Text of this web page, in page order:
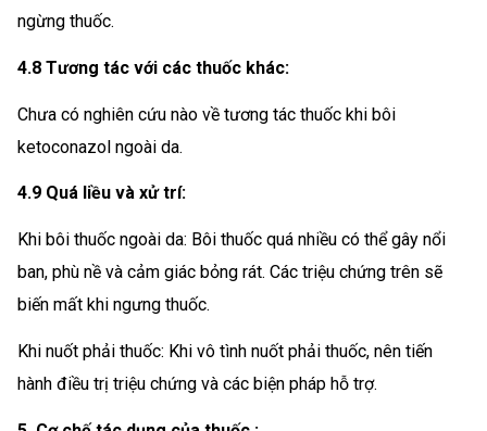
ngừng thuốc.
4.8 Tương tác với các thuốc khác:
Chưa có nghiên cứu nào về tương tác thuốc khi bôi
ketoconazol ngoài da.
4.9 Quá liều và xử trí:
Khi bôi thuốc ngoài da: Bôi thuốc quá nhiều có thể gây nổi
ban, phù nề và cảm giác bỏng rát. Các triệu chứng trên sẽ
biến mất khi ngưng thuốc.
Khi nuốt phải thuốc: Khi vô tình nuốt phải thuốc, nên tiến
hành điều trị triệu chứng và các biện pháp hỗ trợ.